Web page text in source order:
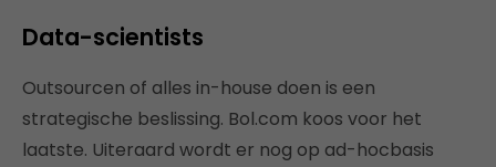
Data-scientists
Outsourcen of alles in-house doen is een
strategische beslissing. Bol.com koos voor het
laatste. Uiteraard wordt er nog op ad-hocbasis